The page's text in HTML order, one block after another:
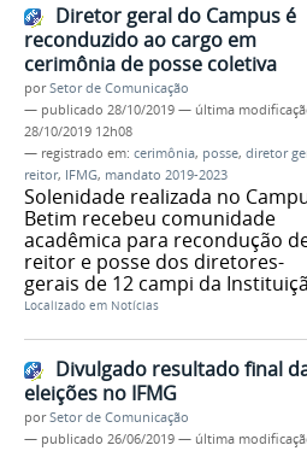
Diretor geral do Campus é
reconduzido ao cargo em
cerimônia de posse coletiva
porSetor de Comunicação
— publicado 28/10/2019 — última
28/10/2019 12h08
— registrado em: cerimônia, posse, diretor
reitor, IFMG, mandato 2019-2023
Solenidade realizada no
Betim recebeu comunidade
acadêmica para recondução
reitor e posse dos diretores-
gerais de 12 campi da
Localizado em Notícias
Divulgado resultado final
eleições no IFMG
porSetor de Comunicação
— publicado 26/06/2019 — última